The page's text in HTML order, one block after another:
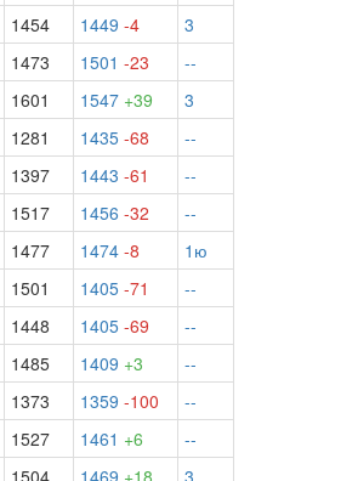
1454 1449 -4
3
1473 1501 -23
--
1601 1547 +39
3
1281 1435 -68
--
1397 1443 -61
--
1517 1456 -32
--
1477 1474 -8
1ю
1501 1405 -71
--
1448 1405 -69
--
1485 1409 +3
--
1373 1359 -100
--
1527 1461 +6
--
1504 1469 +18
3